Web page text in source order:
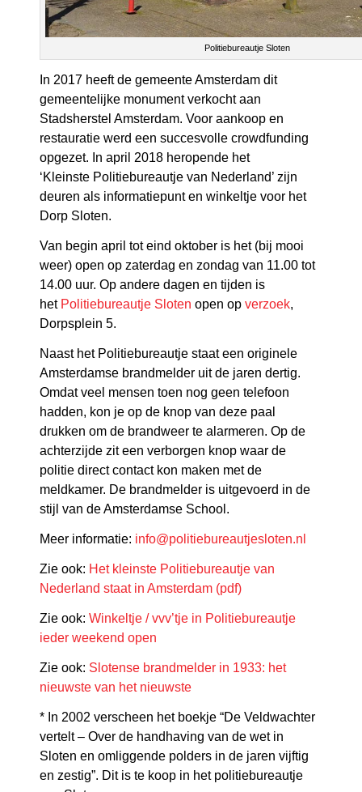
Politiebureautje Sloten
In 2017 heeft de gemeente Amsterdam dit
gemeentelijke monument verkocht aan
Stadsherstel Amsterdam. Voor aankoop en
restauratie werd een succesvolle crowdfunding
opgezet. In april 2018 heropende het
‘Kleinste Politiebureautje van Nederland’zijn
deuren als informatiepunt en winkeltje voor het
Dorp Sloten.
Van begin april tot eind oktober is het (bij mooi
weer) open op zaterdag en zondagvan 11.00 tot
14.00 uur. Op andere dagen en tijden is
het Politiebureautje Sloten open opverzoek,
Dorpsplein 5.
Naast het Politiebureautje staat een originele
Amsterdamse brandmelder uit de jaren dertig.
Omdat veel mensen toen nog geen telefoon
hadden, kon je op de knop van deze paal
drukken om de brandweer te alarmeren.Op de
achterzijde zit een verborgen knop waar de
politie direct contact kon maken met de
meldkamer. De brandmelder is uitgevoerd in de
stijl van de Amsterdamse School.
Meer informatie: info@politiebureautjesloten.nl
Zie ook: Het kleinste Politiebureautje van
Nederland staat in Amsterdam (pdf)
Zie ook:Winkeltje / vvv’tje in Politiebureautje
ieder weekend open
Zie ook: Slotense brandmelder in 1933: het
nieuwste van het nieuwste
* In 2002 verscheen het boekje “De Veldwachter
vertelt – Over de handhaving van de wet in
Sloten en omliggende polders in de jaren vijftig
en zestig”. Dit is te koop in het politiebureautje